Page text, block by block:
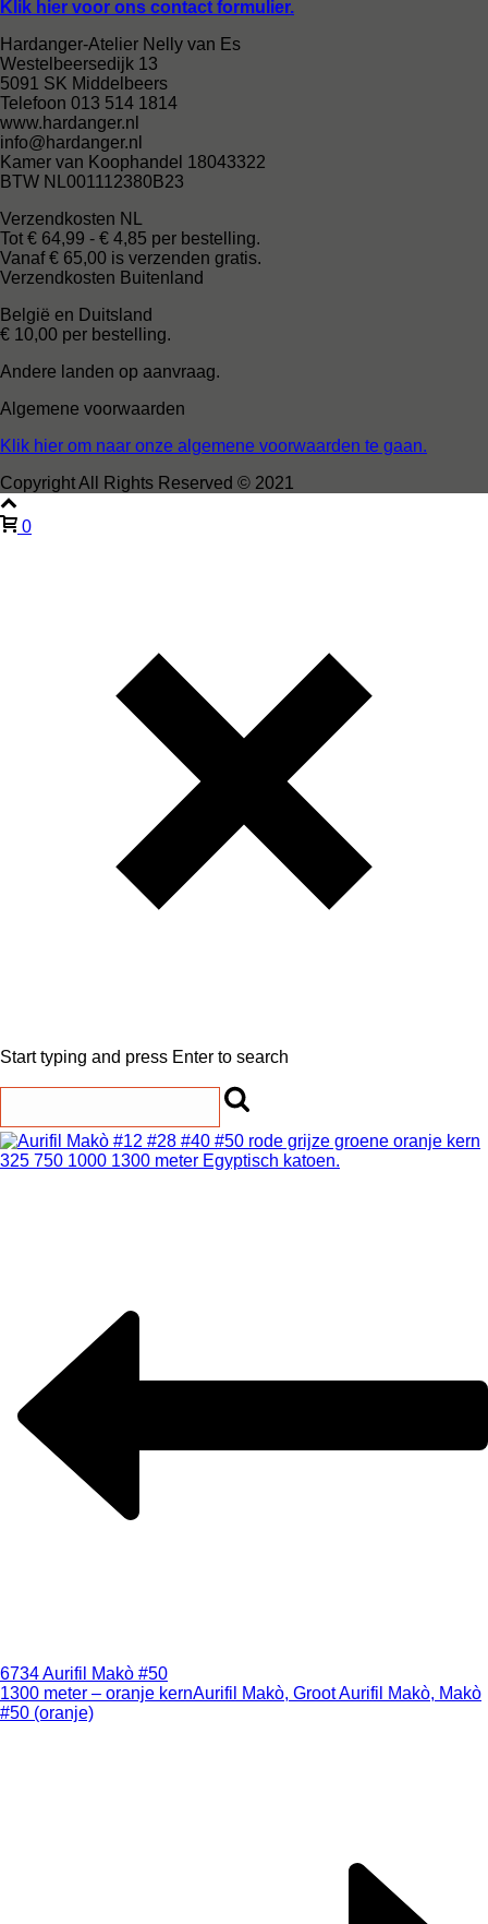
Klik hier voor ons contact formulier.
Hardanger-Atelier Nelly van Es
Westelbeersedijk 13
5091 SK Middelbeers
Telefoon 013 514 1814
www.hardanger.nl
info@hardanger.nl
Kamer van Koophandel 18043322
BTW NL001112380B23
Verzendkosten NL
Tot € 64,99 - € 4,85 per bestelling.
Vanaf € 65,00 is verzenden gratis.
Verzendkosten Buitenland
België en Duitsland
€ 10,00 per bestelling.
Andere landen op aanvraag.
Algemene voorwaarden
Klik hier om naar onze algemene voorwaarden te gaan.
Copyright All Rights Reserved © 2021
0
Start typing and press Enter to search
6734 Aurifil Makò #50
1300 meter – oranje kernAurifil Makò, Groot Aurifil Makò, Makò
#50 (oranje)